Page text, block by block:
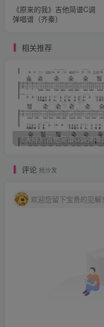
《原来的我》吉他简谱C调
弹唱谱（齐秦）
相关推荐
评论 抢沙发
欢迎您留下宝贵的见解！